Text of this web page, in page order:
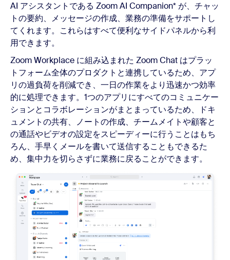
AI アシスタントである Zoom AI Companion* が、チャッ
トの要約、メッセージの作成、業務の準備をサポートし
てくれます。これらはすべて便利なサイドパネルから利
用できます。
Zoom Workplace に組み込まれた Zoom Chat はプラッ
トフォーム全体のプロダクトと連携しているため、アプ
リの過負荷を削減でき、一日の作業をより迅速かつ効率
的に処理できます。1つのアプリにすべてのコミュニケー
ションとコラボレーションがまとまっているため、ドキ
ュメントの共有、ノートの作成、チームメイトや顧客と
の通話やビデオの設定をスピーディーに行うことはもち
ろん、手早くメールを書いて送信することもできるた
め、集中力を切らさずに業務に戻ることができます。